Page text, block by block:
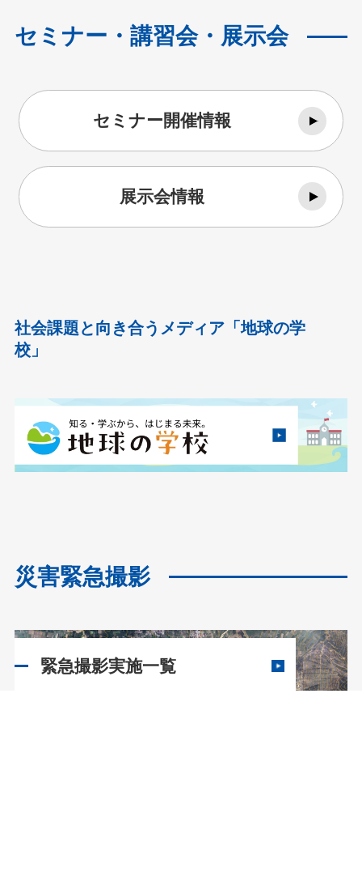
セミナー・講習会・展示会
セミナー開催情報
展示会情報
社会課題と向き合うメディア「地球の学
校」
災害緊急撮影
緊急撮影実施一覧